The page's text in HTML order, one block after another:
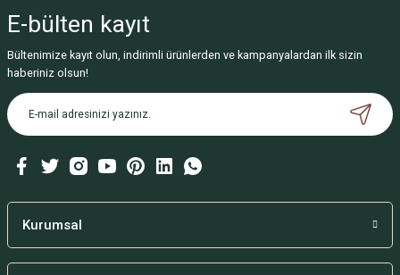
Görüş ve önerileriniz için teşekkür ederiz.
Ürün resmi kalitesiz, bozuk veya görüntülenemiyor.
Ürün açıklamasında eksik bilgiler bulunuyor.
Ürün bilgilerinde hatalar bulunuyor.
Bu ürüne benzer farklı alternatifler olmalı.
E-bülten kayıt
Bültenimize kayıt olun, indirimli ürünlerden ve kampanyalardan ilk sizin
haberiniz olsun!
Kurumsal